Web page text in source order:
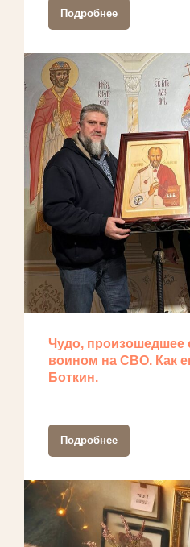
Подробнее
Чудо, произошедшее
воином на СВО. Как
Боткин.
Подробнее